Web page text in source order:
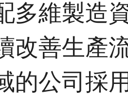
多維製造
改善生產
的公司採